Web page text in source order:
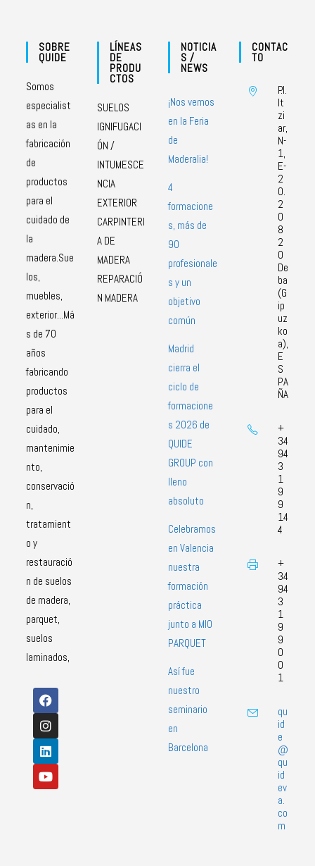
SOBRE
QUIDE
Somos
especialist
as en la
fabricación
de
productos
para el
cuidado de
la
madera.Sue
los,
muebles,
exterior...Má
s de 70
años
fabricando
productos
para el
cuidado,
mantenimie
nto,
conservació
n,
tratamient
o y
restauració
n de suelos
de madera,
parquet,
suelos
laminados,
LÍNEAS
DE
PRODU
CTOS
SUELOS
IGNIFUGACI
ÓN /
INTUMESCE
NCIA
EXTERIOR
CARPINTERI
A DE
MADERA
REPARACIÓ
N MADERA
NOTICIA
S /
NEWS
¡Nos vemos
en la Feria
de
Maderalia!
4
formacione
s, más de
90
profesionale
s y un
objetivo
común
Madrid
cierra el
ciclo de
formacione
s 2026 de
QUIDE
GROUP con
lleno
absoluto
Celebramos
en Valencia
nuestra
formación
práctica
junto a MIO
PARQUET
Así fue
nuestro
seminario
en
Barcelona
CONTAC
TO
P.I.
It
zi
ar,
N-
1,
E-
2
0.
2
0
8
2
0
De
ba
(G
ip
uz
ko
a),
E
S
PA
ÑA
+
34
94
3
1
9
9
14
4
+
34
94
3
1
9
9
0
0
1
qu
id
e
@
qu
id
ev
a.
co
m